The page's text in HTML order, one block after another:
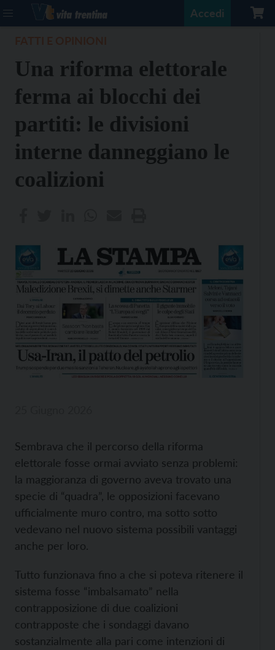
Accedi
Una riforma elettorale
ferma ai blocchi dei
partiti: le divisioni
interne danneggiano le
coalizioni
Sembrava che il percorso della riforma
elettorale fosse ormai avviato senza problemi:
la maggioranza di governo aveva trovato una
specie di “quadra”, le opposizioni facevano
ufficialmente muro contro, ma sotto sotto
vedevano nel nuovo sistema possibili vantaggi
anche per loro.
Tutto funzionava fino a che si poteva ritenere il
sistema fosse “imbalsamato” nella
contrapposizione di due coalizioni
contrapposte che i sondaggi davano
sostanzialmente alla pari come intenzioni di